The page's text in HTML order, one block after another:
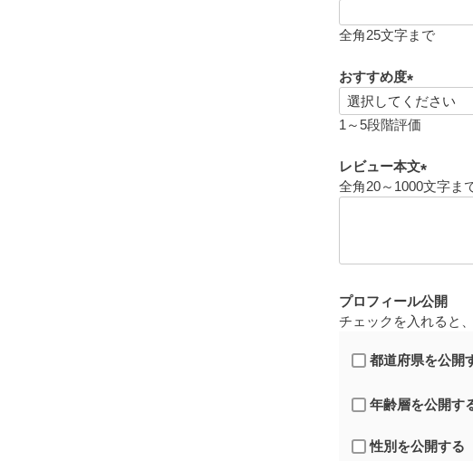
必
全角25文字まで
おすすめ度
(
必
)
1～5段階評価
レビュー本文
(
全角20～1000文字ま
プロフィール公開
チェックを入れると
都道府県を公開
年齢層を公開す
性別を公開する